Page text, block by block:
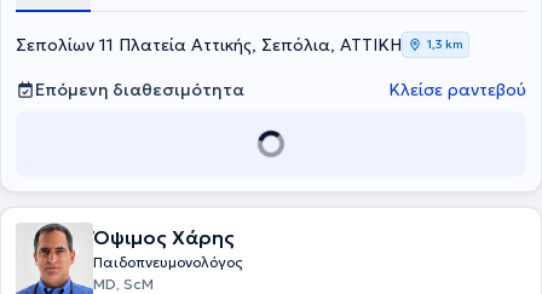
Φυματιολογία στην Πνευμονολογική κλινική του ΓΝΑ "Αμαλία
Φλέμινγκ". Τέλος, διαθέτει πολυετή εμπειρία και κατάρτιση στην
Πνευμονολογία - Φυματιολογία, με εξειδίκευση στην ΧΑΠ - χρόνια
στη διερεύνηση βήχα - δύσπνοιας, και έχει πληθώρα επιστημονικών
Σεπολίων 11 Πλατεία Αττικής, Σεπόλια, ΑΤΤΙΚΗ 1,3 km
Επόμενη διαθεσιμότητα Κλείσε ραντεβού
Όψιμος Χάρης
Παιδοπνευμονολόγος
ΜD, ScM